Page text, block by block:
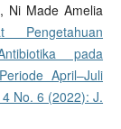
Ni Made Amelia
Pengetahuan
pada
April–Juli
No. 6 (2022): J.